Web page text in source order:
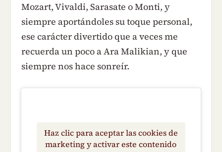
Mozart, Vivaldi, Sarasate o Monti, y
siempre aportándoles su toque personal,
ese carácter divertido que a veces me
recuerda un poco a Ara Malikian, y que
siempre nos hace sonreír.
Haz clic para aceptar las cookies de
marketing y activar este contenido